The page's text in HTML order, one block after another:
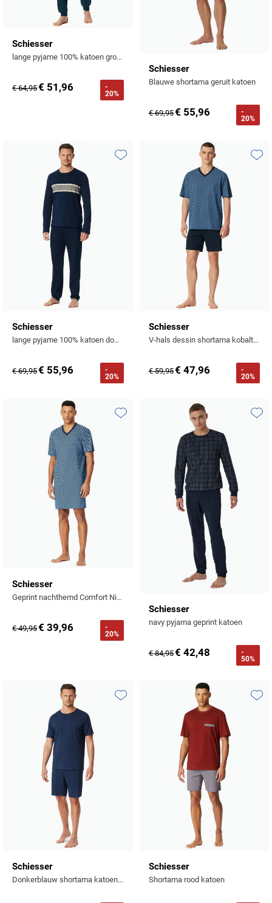
Schiesser
lange pyjame 100% katoen groen geprint
€ 64,95€ 51,96
-
20%
Schiesser
Blauwe shortama geruit katoen
€ 69,95€ 55,96
-
20%
Schiesser
lange pyjame 100% katoen donkerblauw gestreept
€ 69,95€ 55,96
-
20%
Toevoegen aan favorieten
Schiesser
V-hals dessin shortama kobalt katoen set
€ 59,95€ 47,96
-
20%
Schiesser
Geprint nachthemd Comfort Nightwear blauw
€ 49,95€ 39,96
-
20%
Toevoegen aan favorieten
Schiesser
navy pyjama geprint katoen
€ 84,95€ 42,48
-
50%
Schiesser
Donkerblauw shortama katoen basic effen
Toevoegen aan favorieten
Schiesser
Shortama rood katoen